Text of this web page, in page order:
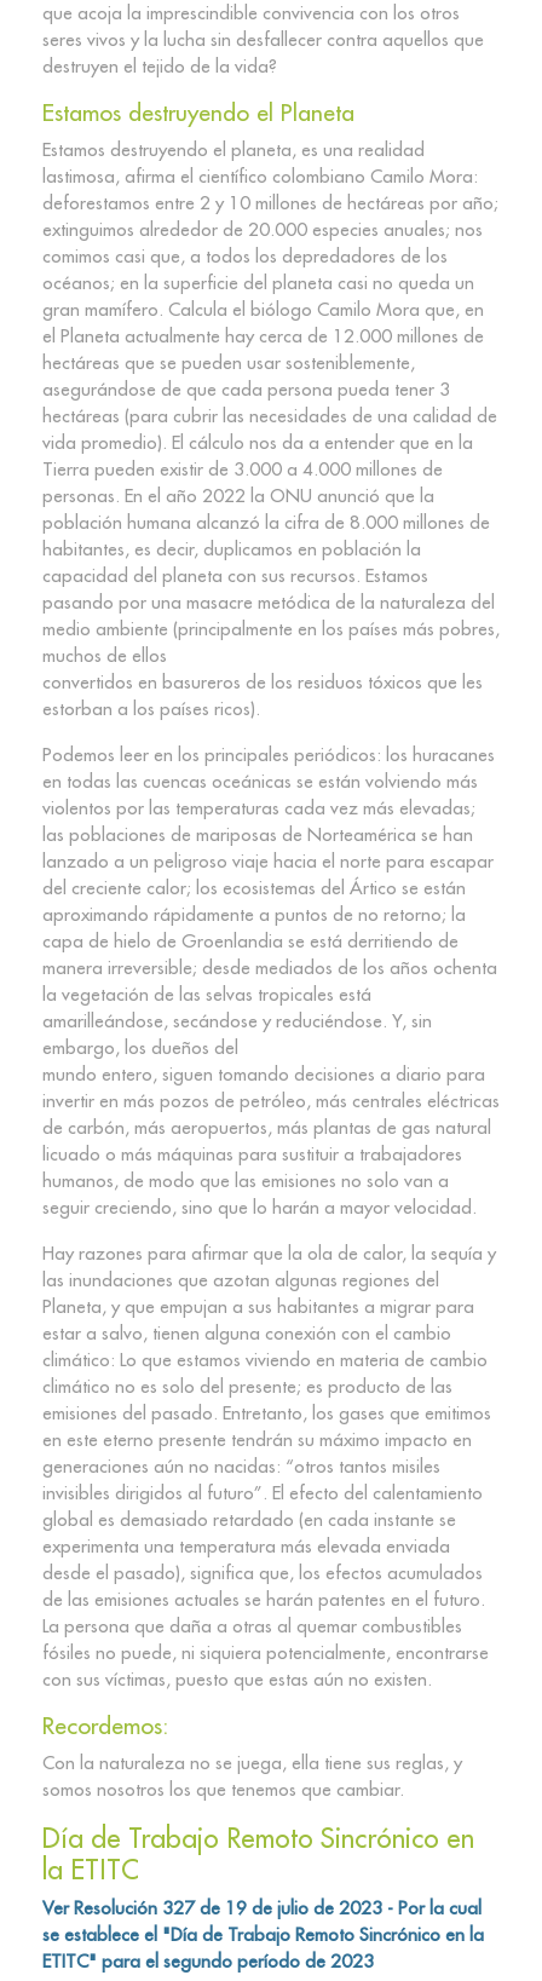
que acoja la imprescindible convivencia con los otros
seres vivos y la lucha sin desfallecer contra aquellos que
destruyen el tejido de la vida?
Estamos destruyendo el Planeta
Estamos destruyendo el planeta, es una realidad
lastimosa, afirma el científico colombiano Camilo Mora:
deforestamos entre 2 y 10 millones de hectáreas por año;
extinguimos alrededor de 20.000 especies anuales; nos
comimos casi que, a todos los depredadores de los
océanos; en la superficie del planeta casi no queda un
gran mamífero. Calcula el biólogo Camilo Mora que, en
el Planeta actualmente hay cerca de 12.000 millones de
hectáreas que se pueden usar sosteniblemente,
asegurándose de que cada persona pueda tener 3
hectáreas (para cubrir las necesidades de una calidad de
vida promedio). El cálculo nos da a entender que en la
Tierra pueden existir de 3.000 a 4.000 millones de
personas. En el año 2022 la ONU anunció que la
población humana alcanzó la cifra de 8.000 millones de
habitantes, es decir, duplicamos en población la
capacidad del planeta con sus recursos. Estamos
pasando por una masacre metódica de la naturaleza del
medio ambiente (principalmente en los países más pobres,
muchos de ellos
convertidos en basureros de los residuos tóxicos que les
estorban a los países ricos).
Podemos leer en los principales periódicos: los huracanes
en todas las cuencas oceánicas se están volviendo más
violentos por las temperaturas cada vez más elevadas;
las poblaciones de mariposas de Norteamérica se han
lanzado a un peligroso viaje hacia el norte para escapar
del creciente calor; los ecosistemas del Ártico se están
aproximando rápidamente a puntos de no retorno; la
capa de hielo de Groenlandia se está derritiendo de
manera irreversible; desde mediados de los años ochenta
la vegetación de las selvas tropicales está
amarilleándose, secándose y reduciéndose. Y, sin
embargo, los dueños del
mundo entero, siguen tomando decisiones a diario para
invertir en más pozos de petróleo, más centrales eléctricas
de carbón, más aeropuertos, más plantas de gas natural
licuado o más máquinas para sustituir a trabajadores
humanos, de modo que las emisiones no solo van a
seguir creciendo, sino que lo harán a mayor velocidad.
Hay razones para afirmar que la ola de calor, la sequía y
las inundaciones que azotan algunas regiones del
Planeta, y que empujan a sus habitantes a migrar para
estar a salvo, tienen alguna conexión con el cambio
climático: Lo que estamos viviendo en materia de cambio
climático no es solo del presente; es producto de las
emisiones del pasado. Entretanto, los gases que emitimos
en este eterno presente tendrán su máximo impacto en
generaciones aún no nacidas: “otros tantos misiles
invisibles dirigidos al futuro”. El efecto del calentamiento
global es demasiado retardado (en cada instante se
experimenta una temperatura más elevada enviada
desde el pasado), significa que, los efectos acumulados
de las emisiones actuales se harán patentes en el futuro.
La persona que daña a otras al quemar combustibles
fósiles no puede, ni siquiera potencialmente, encontrarse
con sus víctimas, puesto que estas aún no existen.
Recordemos:
Con la naturaleza no se juega, ella tiene sus reglas, y
somos nosotros los que tenemos que cambiar.
Día de Trabajo Remoto Sincrónico en
la ETITC
Ver Resolución 327 de 19 de julio de 2023 - Por la cual
se establece el "Día de Trabajo Remoto Sincrónico en la
ETITC" para el segundo período de 2023